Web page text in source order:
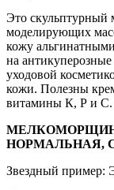
Это скульптурный
моделирующих
кожу
на
уходовой
кожи. Полезны
витамины К, Р и С.
НОРМАЛЬНАЯ,
Звездный пример: